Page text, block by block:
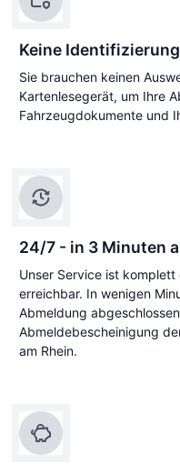
Keine
Sie brauchen keinen
Kartenlesegerät, um Ihre
Fahrzeugdokumente und
24/7 - in 3 Minuten
Unser Service ist
erreichbar. In wenigen
Abmeldung
Abmeldebescheinigung
am Rhein.